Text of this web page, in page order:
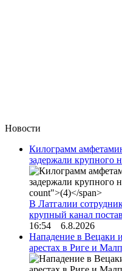
Новости
Килограмм
задержали крупного
В Латгалии
крупный канал
16:54 6.8.2026
Нападение в Вецаки
арестах в Риге и